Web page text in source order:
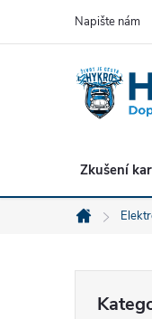
Napište nám
Zkušení
Domů
kategorie